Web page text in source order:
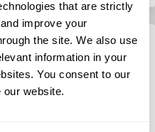
that are strictly
improve your
the site. We also use
information in your
You consent to our
website.